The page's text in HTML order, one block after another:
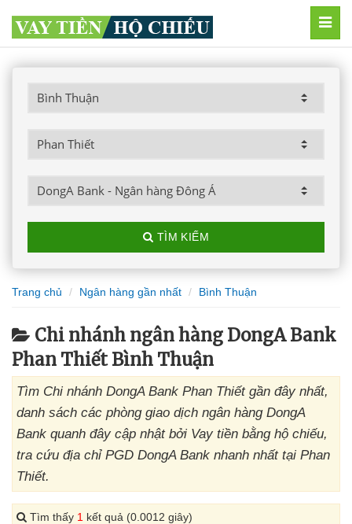
TÌM KIẾM
Trang chủ Ngân hàng gần nhất Bình Thuận
Chi nhánh ngân hàng DongA Bank
Phan Thiết Bình Thuận
Tìm Chi nhánh DongA Bank Phan Thiết gần đây nhất,
danh sách các phòng giao dịch ngân hàng DongA
Bank quanh đây cập nhật bởi Vay tiền bằng hộ chiếu,
tra cứu địa chỉ PGD DongA Bank nhanh nhất tại Phan
Thiết.
Tìm thấy 1 kết quả (0.0012 giây)